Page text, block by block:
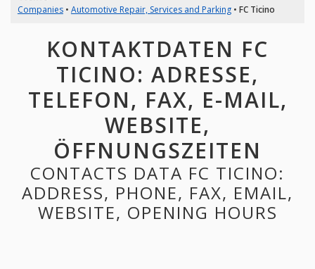
Companies• Automotive Repair, Services and Parking• FC Ticino
KONTAKTDATEN FC
TICINO: ADRESSE,
TELEFON, FAX, E-MAIL,
WEBSITE,
ÖFFNUNGSZEITEN
CONTACTS DATA FC TICINO:
ADDRESS, PHONE, FAX, EMAIL,
WEBSITE, OPENING HOURS